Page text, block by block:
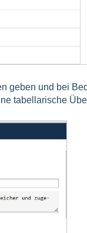
geben und bei
tabellarische